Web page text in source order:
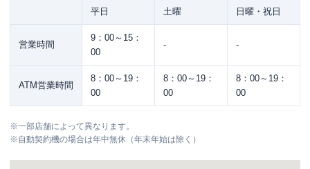
平日 土曜 日曜・祝日
営業時間
9：00～15：
00
- -
ATM営業時間
8：00～19：
00
8：00～19：
00
8：00～19：
00
※一部店舗によって異なります。
※自動契約機の場合は年中無休（年末年始は除く）